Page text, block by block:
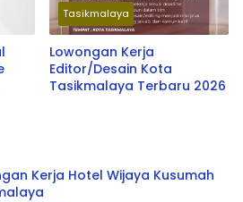
Tasikmalaya
Lowongan Kerja
Editor/Desain Kota
Tasikmalaya Terbaru 2026
Kerja Hotel Wijaya Kusumah